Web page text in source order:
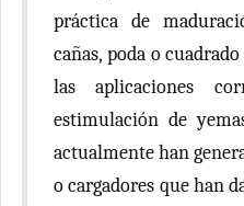
práctica de
cañas, poda o
las aplicaciones
estimulación de
actualmente han
o cargadores que han